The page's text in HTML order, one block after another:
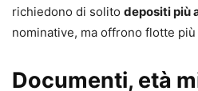
richiedono di solito depositi più
nominative, ma offrono flotte
Documenti, età